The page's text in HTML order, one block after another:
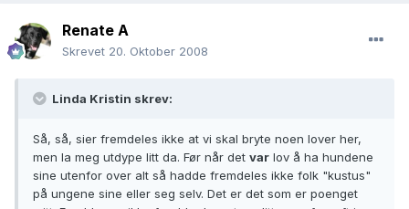
Renate A
Skrevet 20. Oktober 2008
Linda Kristin skrev:
Så, så, sier fremdeles ikke at vi skal bryte noen lover her,
men la meg utdype litt da. Før når det var lov å ha hundene
sine utenfor over alt så hadde fremdeles ikke folk "kustus"
på ungene sine eller seg selv. Det er det som er poenget